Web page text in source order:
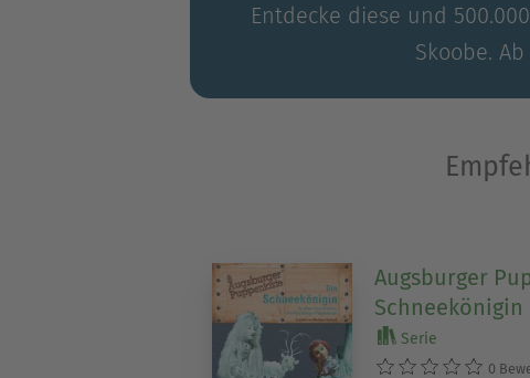
Entdecke diese und
Skoobe.
Augsburger
Schneekönigin
Serie
0